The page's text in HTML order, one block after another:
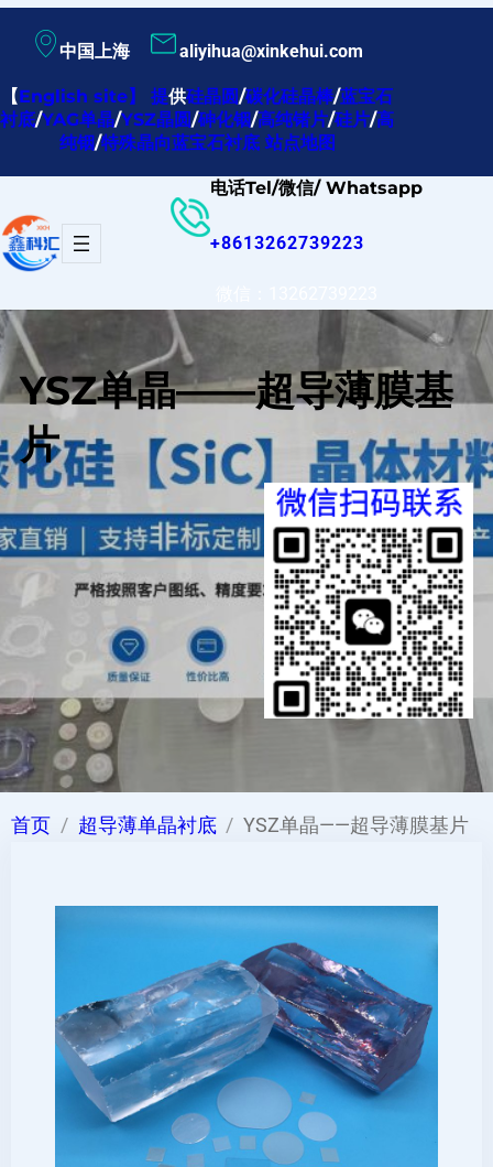
内
容
中国上海 aliyihua@xinkehui.com
【English site】提供硅晶圆/碳化硅晶棒/蓝宝石
衬底/YAG单晶/YSZ晶圆/砷化铟/高纯锗片/硅片/高
纯铟/特殊晶向蓝宝石衬底 站点地图
电话Tel/微信/ Whatsapp
+8613262739223
YSZ单晶——超导薄膜基
片
首页 超导薄单晶衬底 YSZ单晶——超导薄膜基片